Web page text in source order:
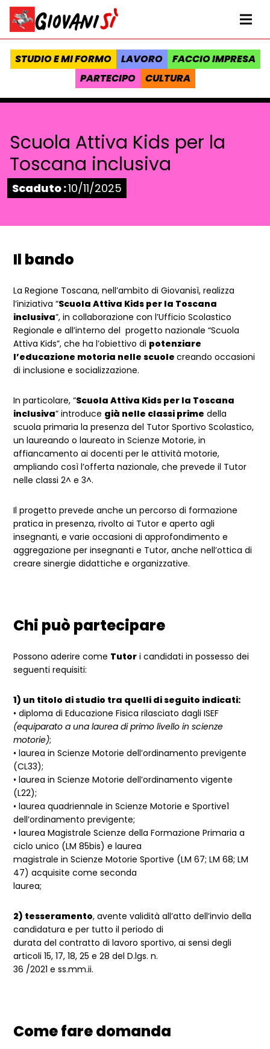
Vai al contenuto
Homepage Giovanisì - Progetto della Regione Toscana
STUDIO E MI FORMO LAVORO
FACCIO IMPRESA
PARTECIPO
CULTURA
Scuola Attiva Kids per la
Toscana inclusiva
Stato:
Scaduto :10/11/2025
Il bando
La Regione Toscana, nell’ambito di Giovanisì, realizza
l’iniziativa “Scuola Attiva Kids per la Toscana
inclusiva”, in collaborazione con l’Ufficio Scolastico
Regionale e all’interno del progetto nazionale “Scuola
Attiva Kids”, che ha l’obiettivo di potenziare
l’educazione motoria nelle scuolecreando occasioni
di inclusione e socializzazione.
In particolare, “Scuola Attiva Kids per la Toscana
inclusiva” introduce già nelle classi prime della
scuola primaria la presenza del Tutor Sportivo Scolastico,
un laureando o laureato in Scienze Motorie, in
affiancamento ai docenti per le attività motorie,
ampliando così l’offerta nazionale, che prevede il Tutor
nelle classi 2^ e 3^.
Il progetto prevede anche un percorso di formazione
pratica in presenza, rivolto ai Tutor e aperto agli
insegnanti, e varie occasioni di approfondimento e
aggregazione per insegnanti e Tutor, anche nell’ottica di
creare sinergie didattiche e organizzative.
Chi può partecipare
Possono aderire come Tutor i candidati in possesso dei
seguenti requisiti:
1) un titolo di studio tra quelli di seguito indicati:
• diploma di Educazione Fisica rilasciato dagli ISEF
(equiparato a una laurea di primo livello in scienze
motorie);
• laurea in Scienze Motorie dell’ordinamento previgente
(CL33);
• laurea in Scienze Motorie dell’ordinamento vigente
(L22);
• laurea quadriennale in Scienze Motorie e Sportive1
dell’ordinamento previgente;
• laurea Magistrale Scienze della Formazione Primaria a
ciclo unico (LM 85bis) e laurea
magistrale in Scienze Motorie Sportive (LM 67; LM 68; LM
47) acquisite come seconda
laurea;
2) tesseramento, avente validità all’atto dell’invio della
candidatura e per tutto il periodo di
durata del contratto di lavoro sportivo, ai sensi degli
articoli 15, 17, 18, 25 e 28 del D.lgs. n.
36 /2021 e ss.mm.ii.
Come fare domanda